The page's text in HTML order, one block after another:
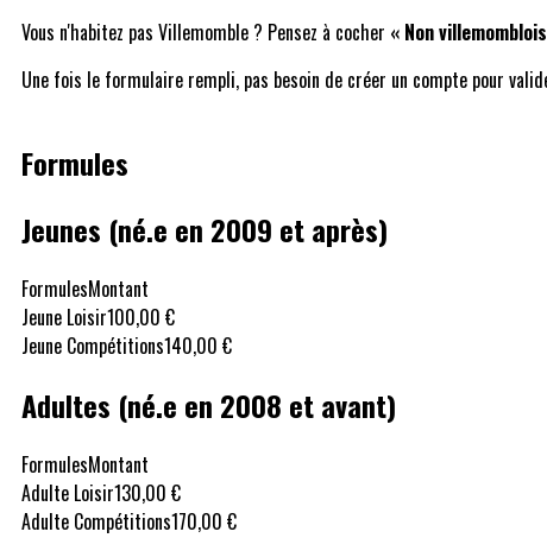
Vous n'habitez pas Villemomble ? Pensez à cocher « Non
Une fois le formulaire rempli, pas besoin de créer un compte pour
Formules
Jeunes (né.e en 2009 et après)
FormulesMontant
Jeune Loisir100,00 €
Jeune Compétitions140,00 €
Adultes (né.e en 2008 et avant)
FormulesMontant
Adulte Loisir130,00 €
Adulte Compétitions170,00 €